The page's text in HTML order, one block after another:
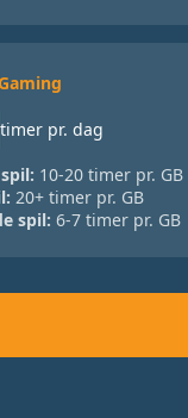
timer pr. dag
10-20 timer pr. GB
20+ timer pr. GB
spil: 6-7 timer pr. GB